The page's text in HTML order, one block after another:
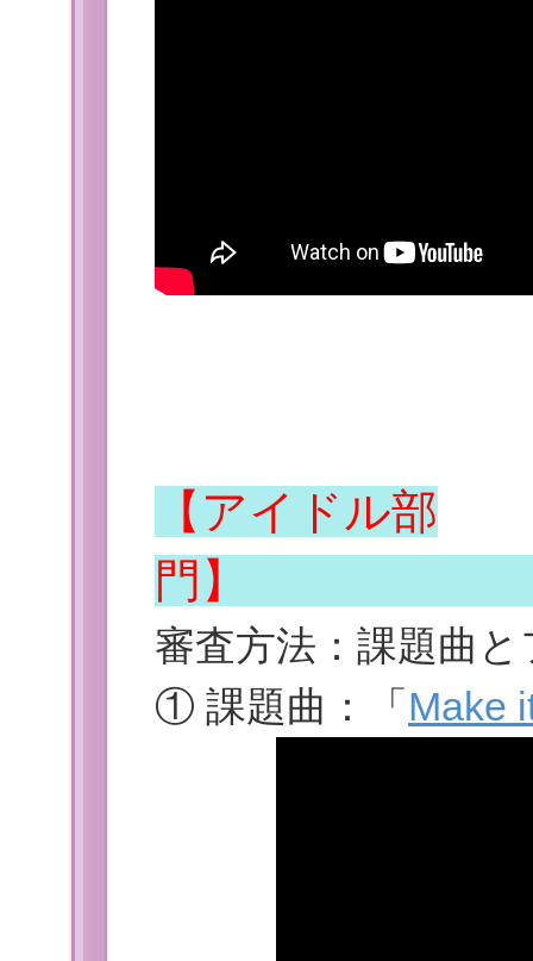
【アイドル部
審査方法：課題曲
① 課題曲：「 Make